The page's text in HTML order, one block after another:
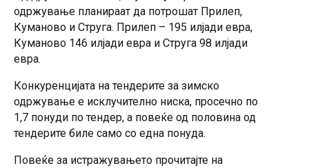
одржување планираат да потрошат Прилеп,
Куманово и Струга. Прилеп – 195 илјади евра,
Куманово 146 илјади евра и Струга 98 илјади
евра.
Конкуренцијата на тендерите за зимско
одржување е исклучително ниска, просечно по
1,7 понуди по тендер, а повеќе од половина од
тендерите биле само со една понуда.
Повеќе за истражувањето прочитајте на